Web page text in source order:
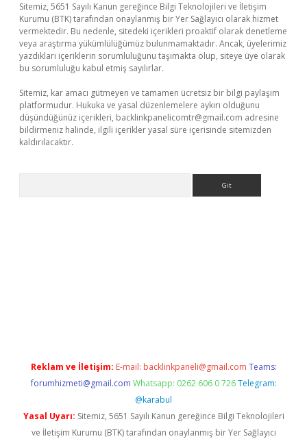
Sitemiz, 5651 Sayılı Kanun gereğince Bilgi Teknolojileri ve İletişim
Kurumu (BTK) tarafından onaylanmış bir Yer Sağlayıcı olarak hizmet
vermektedir. Bu nedenle, sitedeki içerikleri proaktif olarak denetleme
veya araştırma yükümlülüğümüz bulunmamaktadır. Ancak, üyelerimiz
yazdıkları içeriklerin sorumluluğunu taşımakta olup, siteye üye olarak
bu sorumluluğu kabul etmiş sayılırlar.
Sitemiz, kar amacı gütmeyen ve tamamen ücretsiz bir bilgi paylaşım
platformudur. Hukuka ve yasal düzenlemelere aykırı olduğunu
düşündüğünüz içerikleri, backlinkpanelicomtr@gmail.com adresine
bildirmeniz halinde, ilgili içerikler yasal süre içerisinde sitemizden
kaldırılacaktır.
Reklam ve İletişim: E-mail: backlinkpaneli@gmail.com Teams:
forumhizmeti@gmail.com Whatsapp: 0262 606 0 726 Telegram:
@karabul
Yasal Uyarı: Sitemiz, 5651 Sayılı Kanun gereğince Bilgi Teknolojileri
ve İletişim Kurumu (BTK) tarafından onaylanmış bir Yer Sağlayıcı